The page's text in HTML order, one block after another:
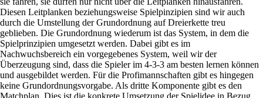
Diesen Leitplanken beziehungsweise Spielpinzipien sind wir auch
durch die Umstellung der Grundordnung auf Dreierkette treu
geblieben. Die Grundordnung wiederum ist das System, in dem die
Spielprinzipien umgesetzt werden. Dabei gibt es im
Nachwuchsbereich ein vorgegebenes System, weil wir der
Überzeugung sind, dass die Spieler im 4-3-3 am besten lernen können
und ausgebildet werden. Für die Profimannschaften gibt es hingegen
keine Grundordnungsvorgabe. Als dritte Komponente gibt es den
Matchplan. Dies ist die konkrete Umsetzung der Spielidee in Bezug